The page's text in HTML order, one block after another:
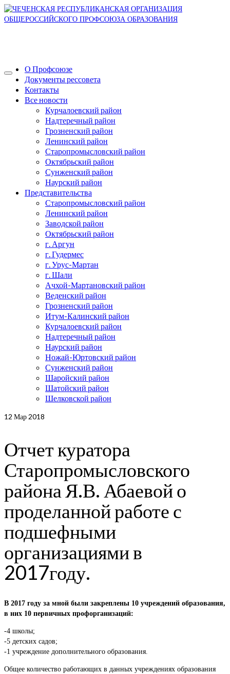
О Профсоюзе
Документы рессовета
Контакты
Все новости
Курчалоевский район
Надтеречный район
Грозненский район
Ленинский район
Старопромысловский район
Октябрьский район
Сунженский район
Наурский район
Представительства
Старопромысловский район
Ленинский район
Заводской район
Октябрьский район
г. Аргун
г. Гудермес
г. Урус-Мартан
г. Шали
Ачхой-Мартановский район
Веденский район
Грозненский район
Итум-Калинский район
Курчалоевский район
Надтеречный район
Наурский район
Ножай-Юртовский район
Сунженский район
Шаройский район
Шатойский район
Шелковской район
12 Мар 2018
Отчет куратора
Старопромысловского
района Я.В. Абаевой о
проделанной работе с
подшефными
организациями в
2017году.
В 2017 году за мной были закреплены 10 учреждений образования,
в них 10 первичных профорганизаций:
-4 школы;
-5 детских садов;
-1 учреждение дополнительного образования.
Общее количество работающих в данных учреждениях образования